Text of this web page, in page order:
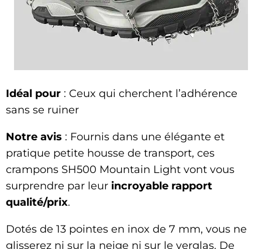
Idéal pour : Ceux qui cherchent l’adhérence
sans se ruiner
Notre avis : Fournis dans une élégante et
pratique petite housse de transport, ces
crampons SH500 Mountain Light vont vous
surprendre par leur incroyable rapport
qualité/prix.
Dotés de 13 pointes en inox de 7 mm, vous ne
glisserez ni sur la neige ni sur le verglas. De